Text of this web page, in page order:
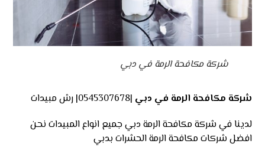
شركة مكافحة الرمة في دبي
شركة مكافحة الرمة في دبي |0545307678| رش مبيدات
لدينا في شركة مكافحة الرمة دبي جميع انواع المبيدات نحن
افضل شركات مكافحة الرمة الحشرات بدبي